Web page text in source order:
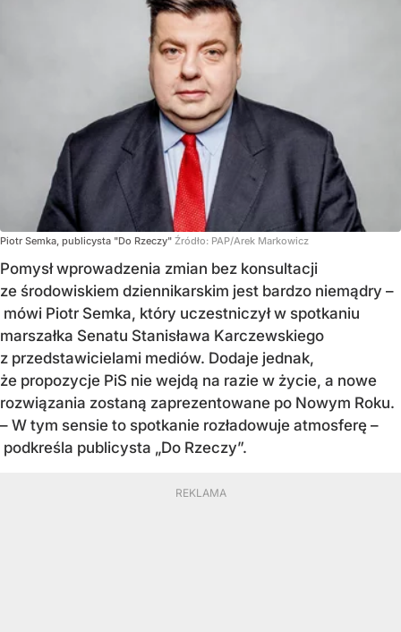
Piotr Semka, publicysta "Do Rzeczy" Źródło: PAP/Arek Markowicz
Pomysł wprowadzenia zmian bez konsultacji
ze środowiskiem dziennikarskim jest bardzo niemądry –
mówi Piotr Semka, który uczestniczył w spotkaniu
marszałka Senatu Stanisława Karczewskiego
z przedstawicielami mediów. Dodaje jednak,
że propozycje PiS nie wejdą na razie w życie, a nowe
rozwiązania zostaną zaprezentowane po Nowym Roku.
– W tym sensie to spotkanie rozładowuje atmosferę –
podkreśla publicysta „Do Rzeczy”.